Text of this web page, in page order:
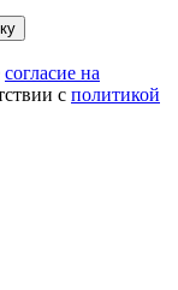
согласие на
с политикой